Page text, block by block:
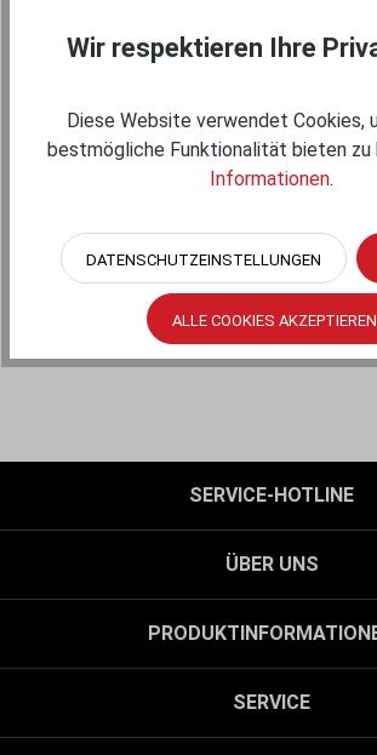
SERVICE-HOTLINE
ÜBER UNS
SERVICE
Wir respektieren Ihre
Diese Website verwendet Cookies,
bestmögliche Funktionalität bieten zu
Informationen.
DATENSCHUTZEINSTELLUNGEN
ALLE COOKIES AKZEPTIEREN